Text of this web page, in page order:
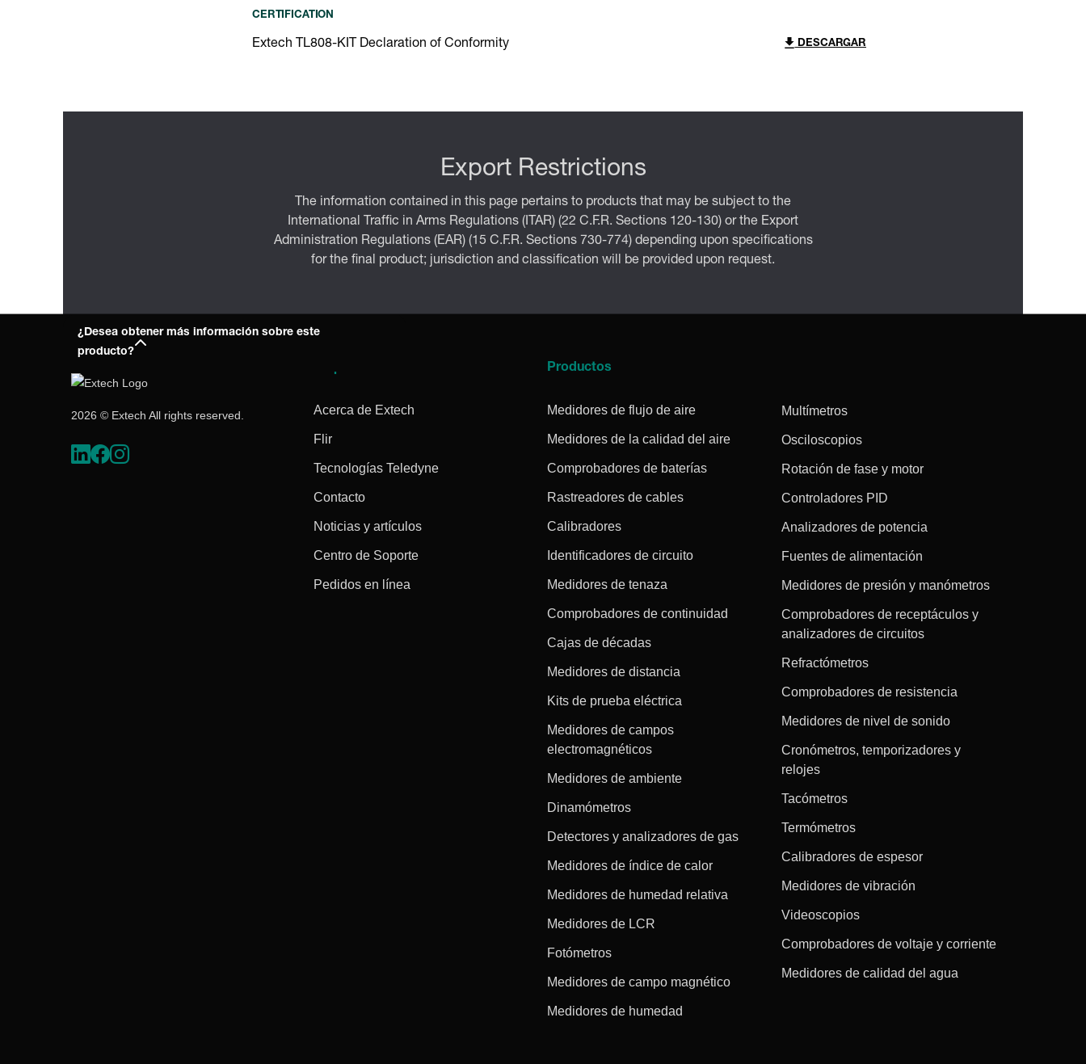
CERTIFICATION
Extech TL808-KIT Declaration of Conformity DESCARGAR
Export Restrictions
The information contained in this page pertains to products that may be subject to the
International Traffic in Arms Regulations (ITAR) (22 C.F.R. Sections 120-130) or the Export
Administration Regulations (EAR) (15 C.F.R. Sections 730-774) depending upon specifications
for the final product; jurisdiction and classification will be provided upon request.
¿Desea obtener más información sobre este
producto?
2026 © Extech All rights reserved. Acerca de Extech
Flir
Tecnologías Teledyne
Contacto
Noticias y artículos
Centro de Soporte
Pedidos en línea
Productos
Medidores de flujo de aire
Medidores de la calidad del aire
Comprobadores de baterías
Rastreadores de cables
Calibradores
Identificadores de circuito
Medidores de tenaza
Comprobadores de continuidad
Cajas de décadas
Medidores de distancia
Kits de prueba eléctrica
Medidores de campos
electromagnéticos
Medidores de ambiente
Dinamómetros
Detectores y analizadores de gas
Medidores de índice de calor
Medidores de humedad relativa
Medidores de LCR
Fotómetros
Medidores de campo magnético
Medidores de humedad
Multímetros
Osciloscopios
Rotación de fase y motor
Controladores PID
Analizadores de potencia
Fuentes de alimentación
Medidores de presión y manómetros
Comprobadores de receptáculos y
analizadores de circuitos
Refractómetros
Comprobadores de resistencia
Medidores de nivel de sonido
Cronómetros, temporizadores y
relojes
Tacómetros
Termómetros
Calibradores de espesor
Medidores de vibración
Videoscopios
Comprobadores de voltaje y corriente
Medidores de calidad del agua